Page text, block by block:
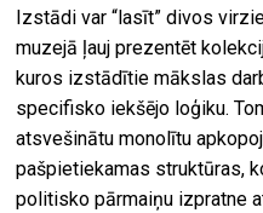
Izstādi var “lasīt” divos
muzejā ļauj prezentēt
kuros izstādītie mākslas
specifisko iekšējo loģiku.
atsvešinātu monolītu
pašpietiekamas struktūras,
politisko pārmaiņu izpratne